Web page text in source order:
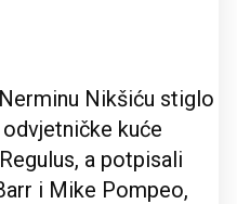
Nikšiću stiglo
kuće
a potpisali
i Mike Pompeo,